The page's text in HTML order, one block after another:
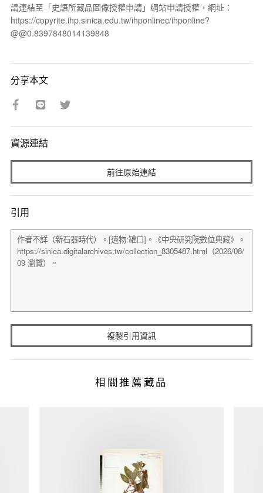
請連結至「史語所藏品圖像授權申請」網站申請授權，網址：
https://copyrite.ihp.sinica.edu.tw/ihponlinec/ihponline?
@@0.8397848014139848
分享本文
資源連結
前往原始連結
引用
複製引用資訊
相關推薦藏品